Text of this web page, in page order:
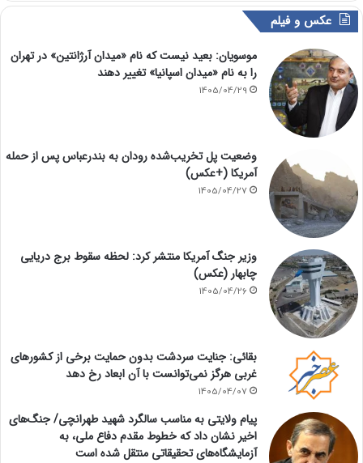
عکس و فیلم
موسویان: بعید نیست که نام «میدان آرژانتین» در تهران
را به نام «میدان اسپانیا» تغییر دهند
1405/04/29
وضعیت پل تخریب‌شده رودان به بندرعباس پس از حمله
آمریکا (+عکس)
1405/04/27
وزیر جنگ آمریکا منتشر کرد: لحظه سقوط برج دریایی
چابهار (عکس)
1405/04/26
بقائی: جنایت سردشت بدون حمایت برخی از کشورهای
غربی هرگز نمی‌توانست با آن ابعاد رخ دهد
1405/04/07
پیام ولایتی به مناسب سالگرد شهید طهرانچی/ جنگ‌های
اخیر نشان داد که خطوط مقدم دفاع ملی، به
آزمایشگاه‌های تحقیقاتی منتقل شده است